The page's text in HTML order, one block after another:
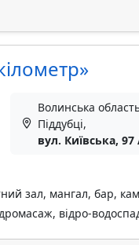
Волинська
Піддубці,
вул. Київська, 97
зал, мангал, бар,
відро-